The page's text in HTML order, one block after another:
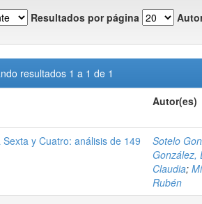
Resultados por página
resultados 1 a 1 de 1
Autor(es)
y Cuatro: análisis de 149
Sotelo
González,
Claudia;
Rubén